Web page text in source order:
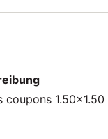
coupons